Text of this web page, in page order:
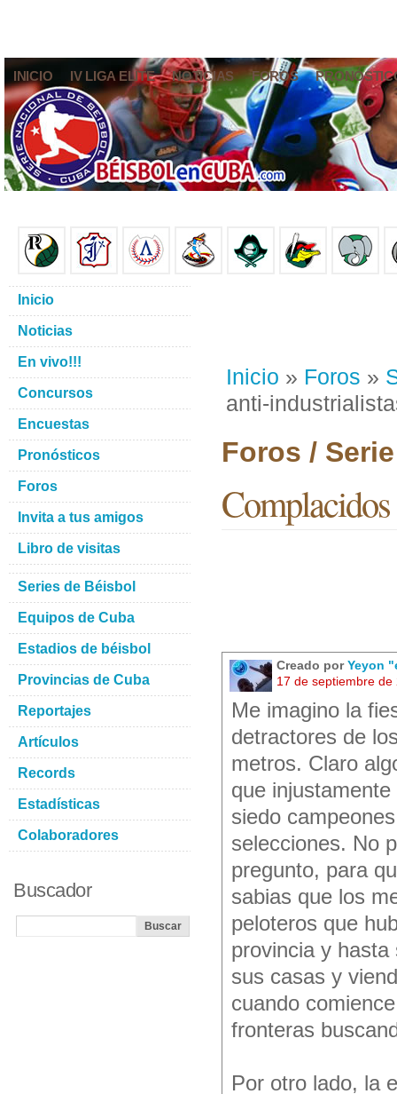
INICIO IV LIGA ELITE NOTICIAS FOROS
Inicio » Foros »
anti-
Foros /
Creado porYeyon
17 de septiembre de
Me imagino la
detractores de
metros. Claro
que
siedo
selecciones. No
pregunto, para
sabias que los
peloteros que
provincia y
sus casas y
cuando
fronteras
Por otro lado, la
Inicio
Noticias
En vivo!!!
Concursos
Encuestas
Pronósticos
Foros
Invita a tus amigos
Libro de visitas
Series de Béisbol
Equipos de Cuba
Estadios de béisbol
Provincias de Cuba
Reportajes
Artículos
Records
Estadísticas
Colaboradores
Buscador